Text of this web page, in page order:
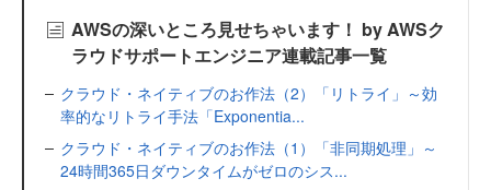
AWSの深いところ見せちゃいます！ by AWSク
ラウドサポートエンジニア連載記事一覧
クラウド・ネイティブのお作法（2）「リトライ」～効
率的なリトライ手法「Exponentia...
クラウド・ネイティブのお作法（1）「非同期処理」～
24時間365日ダウンタイムがゼロのシス...